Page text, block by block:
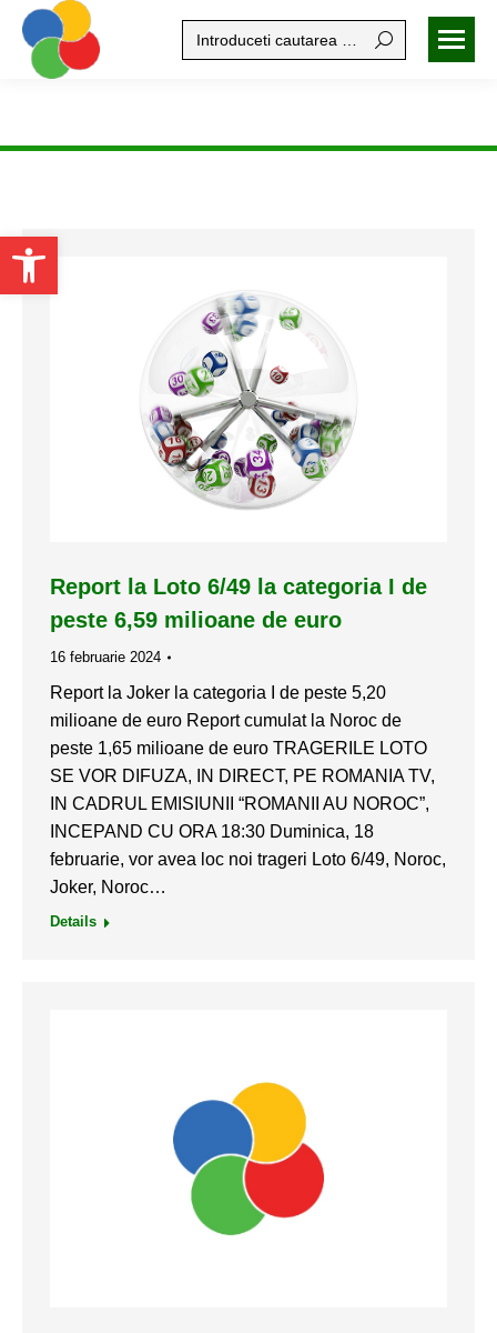
Open toolbar
Search:
Report la Loto 6/49 la categoria I de
peste 6,59 milioane de euro
16 februarie 2024
Report la Joker la categoria I de peste 5,20
milioane de euro Report cumulat la Noroc de
peste 1,65 milioane de euro TRAGERILE LOTO
SE VOR DIFUZA, IN DIRECT, PE ROMANIA TV,
IN CADRUL EMISIUNII “ROMANII AU NOROC”,
INCEPAND CU ORA 18:30 Duminica, 18
februarie, vor avea loc noi trageri Loto 6/49, Noroc,
Joker, Noroc…
Details